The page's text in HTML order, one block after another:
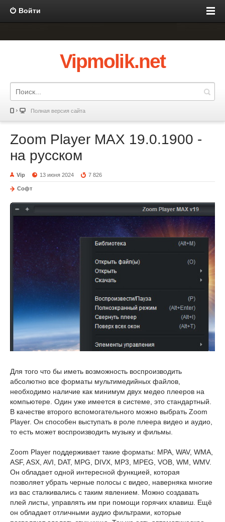
Войти
Vipmolik.net
Полная версия сайта
Zoom Player MAX 19.0.1900 -
на русском
Vip 13 июня 2024 7 826
Софт
Для того что бы иметь возможность воспроизводить
абсолютно все форматы мультимедийных файлов,
необходимо наличие как минимум двух медео плееров на
компьютере. Один уже имеется в системе, это стандартный.
В качестве второго вспомогательного можно выбрать Zoom
Player. Он способен выступать в роле плеера видео и аудио,
то есть может воспроизводить музыку и фильмы.
Zoom Player поддерживает такие форматы: MPA, WAV, WMA,
ASF, ASX, AVI, DAT, MPG, DIVX, MP3, MPEG, VOB, WM, WMV.
Он обладает одной интересной функцией, которая
позволяет убрать черные полосы с видео, наверняка многие
из вас сталкивались с таким явлением. Можно создавать
плей листы, управлять им при помощи горячих клавиш. Ещё
он обладает отличными аудио фильтрами, которые